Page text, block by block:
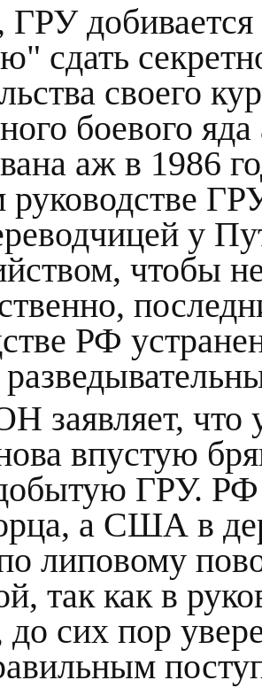
ГРУ
сдать
своего
боевого
аж в 1986
у
чтобы
РФ
заявляет, что у
впустую
ГРУ.
а США в
липовому
так как в
сих пор